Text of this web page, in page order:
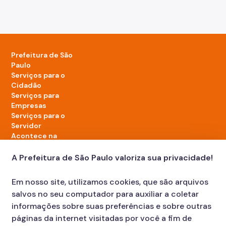
Prefeitura de São
Paulo
Serviços para o
Cidadão
Serviços para
Empresas
Serviços para o
Servidor
Acontece na
LinkedIn da Prefeitura de São Paulo
TikTok da Prefeitura de São Paulo
YouTube da Prefeitura de São Paulo
X da Prefeitura de São Paulo
Instagram da Prefeitura de São Paulo
Facebook da Prefeitura de São Paulo
Diário Oficial
A Prefeitura de São Paulo valoriza sua privacidade!
Em nosso site, utilizamos cookies, que são arquivos
salvos no seu computador para auxiliar a coletar
informações sobre suas preferências e sobre outras
páginas da internet visitadas por você a fim de